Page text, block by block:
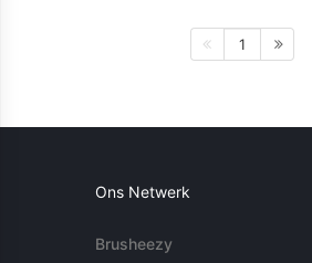
1
Ons Netwerk
Brusheezy